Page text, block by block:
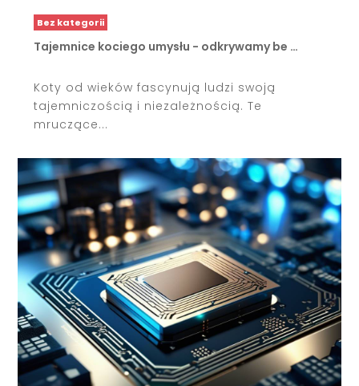
Bez kategorii
Tajemnice kociego umysłu - odkrywamy be …
Koty od wieków fascynują ludzi swoją
tajemniczością i niezależnością. Te
mruczące...